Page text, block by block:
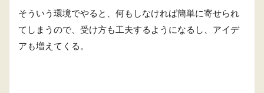
そういう環境でやると、何もしなければ簡単に寄せられ
てしまうので、受け方も工夫するようになるし、アイデ
アも増えてくる。